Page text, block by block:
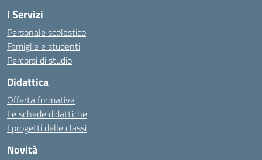
I Servizi
Personale scolastico
Famiglie e studenti
Percorsi di studio
Didattica
Offerta formativa
Le schede didattiche
I progetti delle classi
Novità